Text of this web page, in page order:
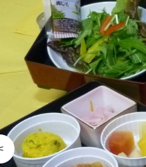
รปั่นจักรยาน
า
านบันเทิงยามค่ำคืน
ดกโลก
ประ
มาต
ประ
การ
ธรร
คู่มือ Dive! Hiroshima
ฮิโรชิม่า โมชิ โมชิ ทราเวล
เข้าถึง
รจราจรรอง
แออัดของสิ่งอำนวยความสะดวก
ยวคุ้มค่าตั๋วเที่ยวคุ้มค่า
รรับฝากและจัดส่งสัมภาระ
บๆ มิยาจิมะ
ะวันออก
ณรอบๆ มิยาจิมะ
กุจิตะวันออก
า